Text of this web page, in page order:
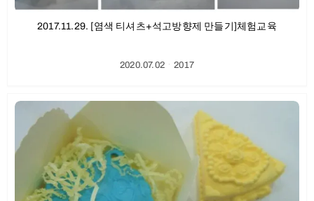
2017.11.29. [염색 티셔츠+석고방향제 만들기]체험교육
2020.07.02ㆍ2017